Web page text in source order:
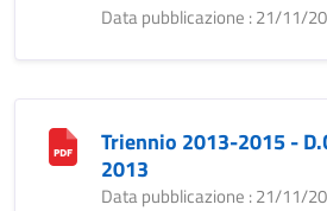
Data pubblicazione : 21/11/
Triennio 2013-2015 -
2013
Data pubblicazione : 21/11/